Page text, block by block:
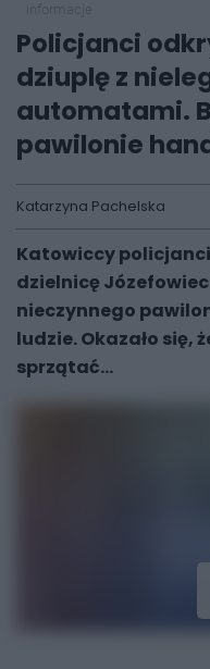
Policjanci
dziuplę z
automatami.
pawilonie
Katarzyna Pachelska
Katowiccy
dzielnicę
nieczynnego
ludzie. Okazało się,
sprzątać...